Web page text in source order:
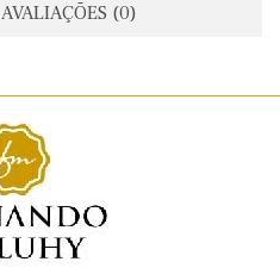
AVALIAÇÕES (0)